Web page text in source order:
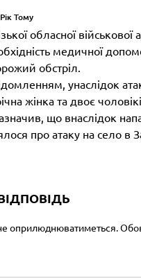
Тому
обласної
медичної
обстріл.
унаслідок
жінка та двоє
що внаслідок
про атаку на село в
оприлюднюватиметься.